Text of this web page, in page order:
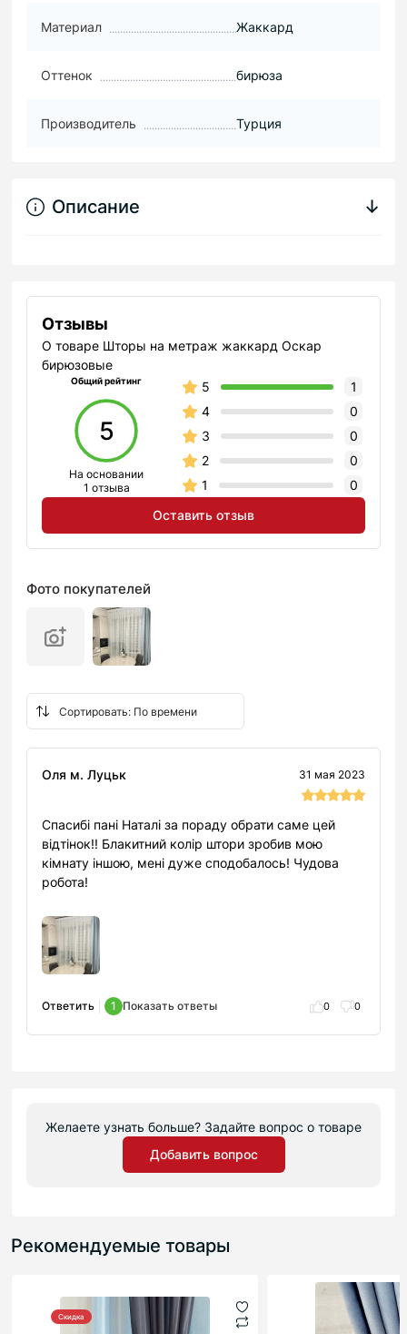
Материал Жаккард
Оттенок бирюза
Производитель Турция
Описание ↓
Отзывы
О товаре Шторы на метраж жаккард Оскар
бирюзовые
Общий рейтинг
5
На основании
1 отзыва
5
1
4
0
3
0
2
0
1
0
Оставить отзыв
Фото покупателей
Оля м. Луцьк 31 мая 2023
Спасибі пані Наталі за пораду обрати саме цей
відтінок!! Блакитний колір штори зробив мою
кімнату іншою, мені дуже сподобалось! Чудова
робота!
Ответить 1 Показать ответы 0 0
Желаете узнать больше? Задайте вопрос о товаре
Добавить вопрос
Рекомендуемые товары
Скидка